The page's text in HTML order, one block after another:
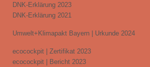
DNK-Erklärung 2023
DNK-Erklärung 2021
Umwelt+Klimapakt Bayern | Urkunde 2024
ecocockpit | Zertifikat 2023
ecocockpit | Bericht 2023